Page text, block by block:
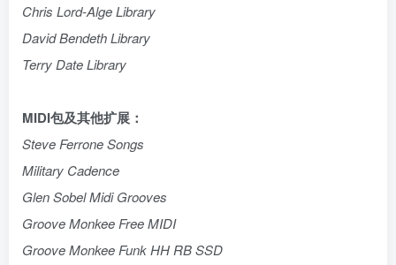
Chris Lord-Alge Library
David Bendeth Library
Terry Date Library
MIDI包及其他扩展：
Steve Ferrone Songs
Military Cadence
Glen Sobel Midi Grooves
Groove Monkee Free MIDI
Groove Monkee Funk HH RB SSD